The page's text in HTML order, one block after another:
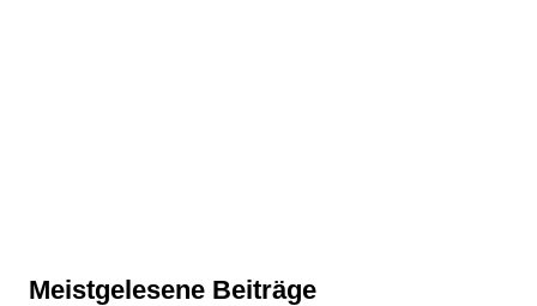
Meistgelesene Beiträge